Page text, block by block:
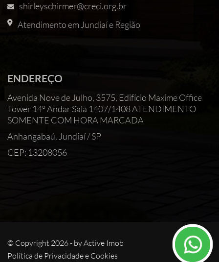
shirleyschirmer@creci.org.br
Atendimento em Jundiaí e Região
ENDEREÇO
Avenida Nove de Julho, 3575, Edifício Maxime Office
Tower 14° Andar Sala 1407/1408 ATENDIMENTO
SOMENTE COM HORA MARCADA
Anhangabaú, Jundiaí / SP
CEP: 13208056
© Copyright 2026 - byActive Imob
Política de Privacidade e Cookies